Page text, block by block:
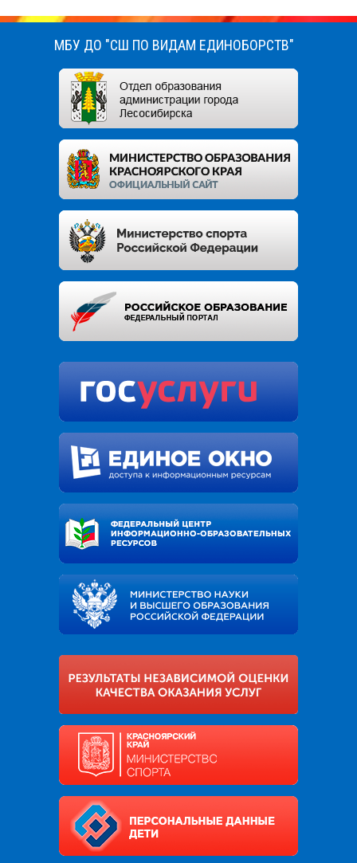
МБУ ДО "СШ ПО ВИДАМ ЕДИНОБОРСТВ"